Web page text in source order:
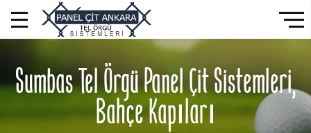
Sumbas Tel Örgü Panel Çit Sistemleri,
Bahçe Kapıları